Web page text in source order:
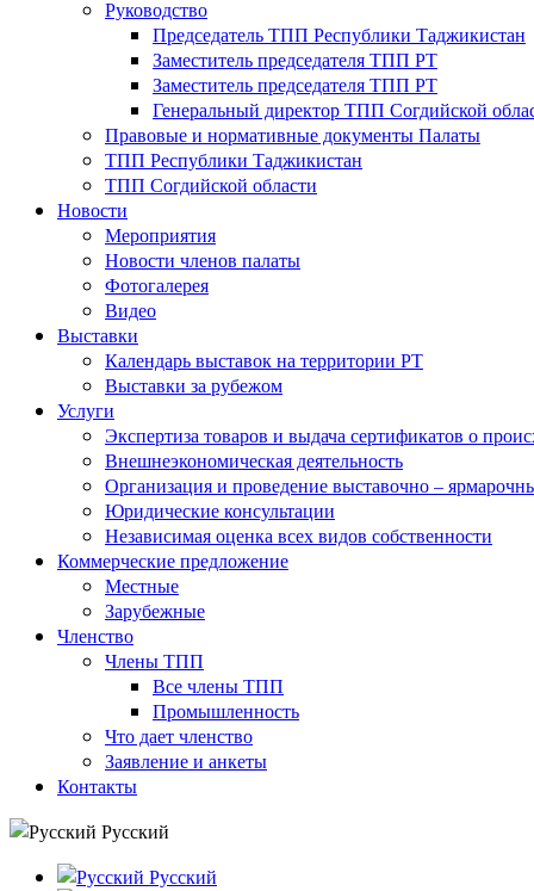
Руководство
Председатель ТПП Республики Таджикистан
Заместитель председателя ТПП РТ
Заместитель председателя ТПП РТ
Генеральный директор ТПП Согдийской
Правовые и нормативные документы Палаты
ТПП Республики Таджикистан
ТПП Согдийской области
Новости
Мероприятия
Новости членов палаты
Фотогалерея
Видео
Выставки
Календарь выставок на территории РТ
Выставки за рубежом
Услуги
Экспертиза товаров и выдача сертификатов о
Внешнеэкономическая деятельность
Организация и проведение выставочно –
Юридические консультации
Независимая оценка всех видов собственности
Коммерческие предложение
Местные
Зарубежные
Членство
Члены ТПП
Все члены ТПП
Промышленность
Что дает членство
Заявление и анкеты
Контакты
Русский
Русский